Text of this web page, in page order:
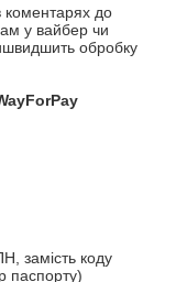
коментарях до
у вайбер чи
обробку
замість коду
паспорту)